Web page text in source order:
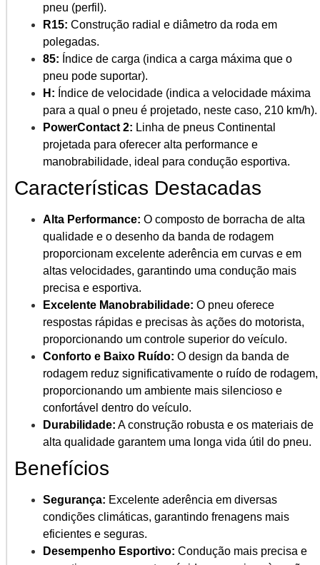
pneu (perfil).
R15: Construção radial e diâmetro da roda em
polegadas.
85: Índice de carga (indica a carga máxima que o
pneu pode suportar).
H: Índice de velocidade (indica a velocidade máxima
para a qual o pneu é projetado, neste caso, 210 km/h).
PowerContact 2: Linha de pneus Continental
projetada para oferecer alta performance e
manobrabilidade, ideal para condução esportiva.
Características Destacadas
Alta Performance: O composto de borracha de alta
qualidade e o desenho da banda de rodagem
proporcionam excelente aderência em curvas e em
altas velocidades, garantindo uma condução mais
precisa e esportiva.
Excelente Manobrabilidade: O pneu oferece
respostas rápidas e precisas às ações do motorista,
proporcionando um controle superior do veículo.
Conforto e Baixo Ruído: O design da banda de
rodagem reduz significativamente o ruído de rodagem,
proporcionando um ambiente mais silencioso e
confortável dentro do veículo.
Durabilidade: A construção robusta e os materiais de
alta qualidade garantem uma longa vida útil do pneu.
Benefícios
Segurança: Excelente aderência em diversas
condições climáticas, garantindo frenagens mais
eficientes e seguras.
Desempenho Esportivo: Condução mais precisa e